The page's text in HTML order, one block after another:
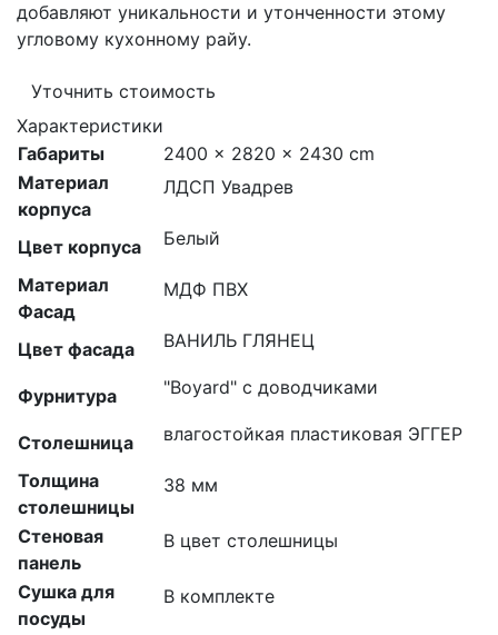
добавляют уникальности и утонченности этому
угловому кухонному райу.
Уточнить стоимость
Характеристики
Габариты
2400 × 2820 × 2430 cm
Материал
корпуса
ЛДСП Увадрев
Цвет корпуса Белый
Материал
Фасад
МДФ ПВХ
Цвет фасада ВАНИЛЬ ГЛЯНЕЦ
Фурнитура "Boyard" с доводчиками
Столешница влагостойкая пластиковая ЭГГЕР
Толщина
столешницы
38 мм
Стеновая
панель
В цвет столешницы
Сушка для
посуды
В комплекте